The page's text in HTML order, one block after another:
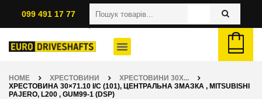
099 491 17 77
HOME ХРЕСТОВИНИ
ХРЕСТОВИНИ 30X...
ХРЕСТОВИНА 30×71.10 I/C (101), ЦЕНТРАЛЬНА ЗМАЗКА , MITSUBISHI
PAJERO, L200 , GUM99-1 (DSP)